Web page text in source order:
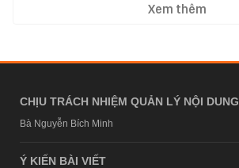
Xem thêm
CHỊU TRÁCH NHIỆM QUẢN LÝ NỘI DUNG
Bà Nguyễn Bích Minh
Ý KIẾN BÀI VIẾT